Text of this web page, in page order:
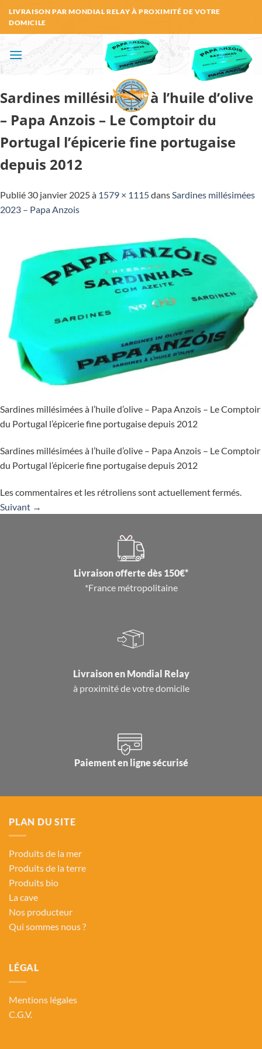
Passer
au
contenu
LIVRAISON PAR MONDIAL RELAY À PROXIMITÉ DE VOTRE
DOMICILE
Sardines millésimées à l’huile d’olive
– Papa Anzois – Le Comptoir du
Portugal l’épicerie fine portugaise
depuis 2012
Publié 30 janvier 2025à 1579 × 1115dansSardines millésimées
2023 – Papa Anzois
Sardines millésimées à l’huile d’olive – Papa Anzois – Le Comptoir
du Portugal l’épicerie fine portugaise depuis 2012
Sardines millésimées à l’huile d’olive – Papa Anzois – Le Comptoir
du Portugal l’épicerie fine portugaise depuis 2012
Les commentaires et les rétroliens sont actuellement fermés.
Suivant →
Livraison offerte dès 150€*
*France métropolitaine
Livraison en Mondial Relay
à proximité de votre domicile
Paiement en ligne sécurisé
PLAN DU SITE
Produits de la mer
Produits de la terre
Produits bio
La cave
Nos producteur
Qui sommes nous ?
LÉGAL
Mentions légales
C.G.V.